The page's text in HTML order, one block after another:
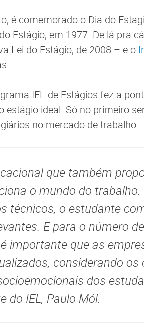
é comemorado o Dia do
Estágio, em 1977. De lá pra
Lei do Estágio, de 2008 – e o
IEL de Estágios fez a
estágio ideal. Só no primeiro
no mercado de trabalho.
que também
o mundo do
técnicos, o estudante
E para o número
importante que as
considerando
dos
do IEL, Paulo Mól.